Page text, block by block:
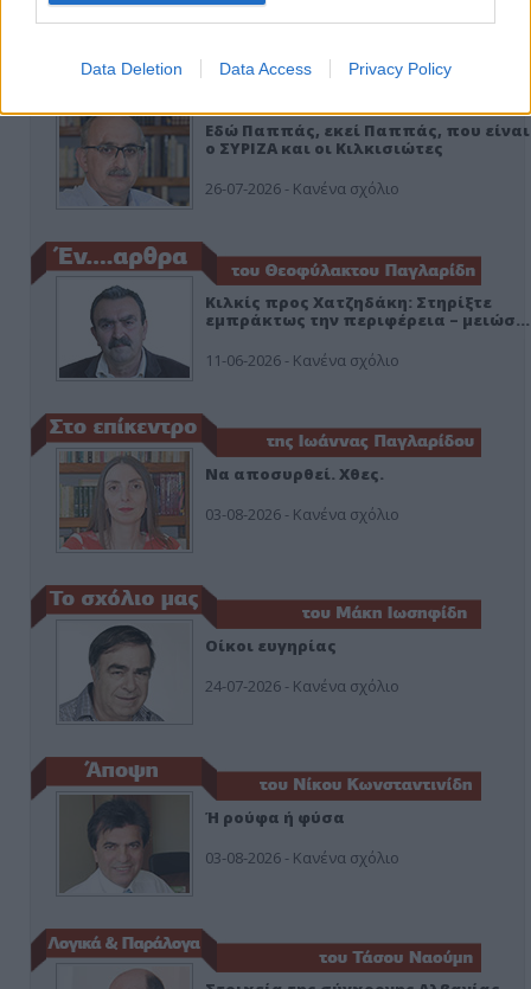
Data Deletion Data Access Privacy Policy
Εδώ Παππάς, εκεί Παππάς, που είναι
ο ΣΥΡΙΖΑ και οι Κιλκισιώτες
26-07-2026 - Κανένα σχόλιο
Κιλκίς προς Χατζηδάκη: Στηρίξτε
εμπράκτως την περιφέρεια – μειώσ…
11-06-2026 - Κανένα σχόλιο
Να αποσυρθεί. Χθες.
03-08-2026 - Κανένα σχόλιο
Οίκοι ευγηρίας
24-07-2026 - Κανένα σχόλιο
Ή ρούφα ή φύσα
03-08-2026 - Κανένα σχόλιο